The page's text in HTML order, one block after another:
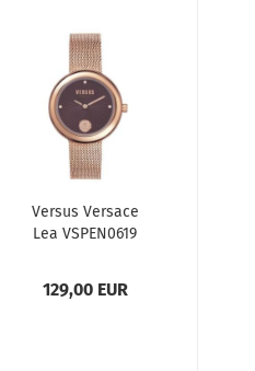
Versus Versace
Lea VSPEN0619
129,00 EUR